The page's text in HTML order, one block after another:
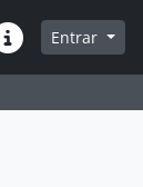
Entrar